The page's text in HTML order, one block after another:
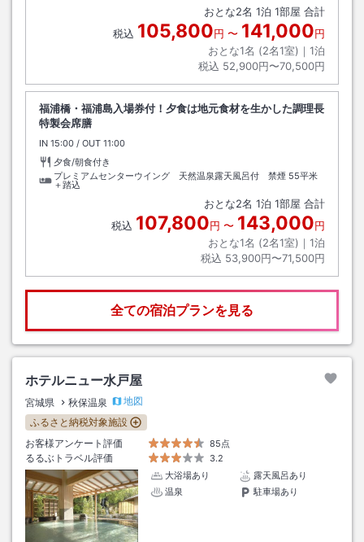
おとな2名 1泊 1部屋 合計
税込 105,800円 〜 141,000円
おとな1名 (2名1室)｜ 1泊
税込 52,900円〜70,500円
福浦橋・福浦島入場券付！夕食は地元食材を生かした調理長
特製会席膳
IN チェックイン
15:00 / OUT チェックアウト
11:00
夕食/朝食付き
プレミアムセンターウイング 天然温泉露天風呂付 禁煙 55平米
＋踏込
おとな2名 1泊 1部屋 合計
税込 107,800円 〜 143,000円
おとな1名 (2名1室)｜ 1泊
税込 53,900円〜71,500円
全ての宿泊プランを見る
ホテルニュー水戸屋
宮城県 秋保温泉
地図
ふるさと納税対象施設
お客様アンケート評価
85点
るるぶトラベル評価
3.2
大浴場あり
露天風呂あり
温泉
駐車場あり